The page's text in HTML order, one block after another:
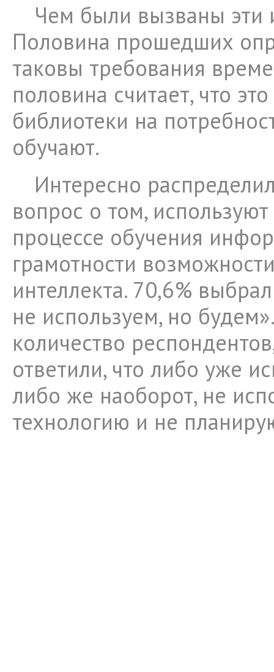
Чем были вызваны эти
Половина прошедших
таковы требования
половина считает, что
библиотеки на
обучают.
Интересно
вопрос о том,
процессе обучения
грамотности
интеллекта. 70,6%
не используем, но
количество
ответили, что либо уже
либо же наоборот, не
технологию и не